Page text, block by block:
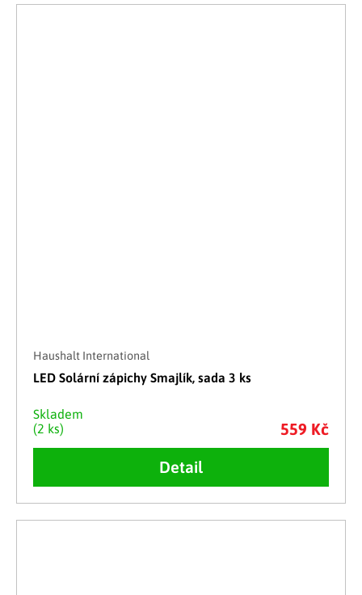
Haushalt International
LED Solární zápichy Smajlík, sada 3 ks
Skladem
(2 ks)
559 Kč
Detail